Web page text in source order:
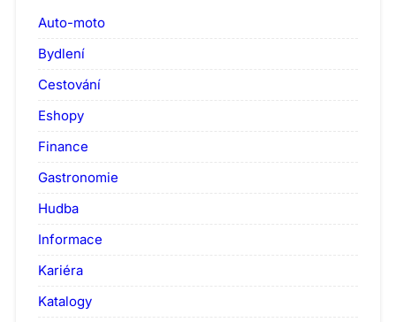
Auto-moto
Bydlení
Cestování
Eshopy
Finance
Gastronomie
Hudba
Informace
Kariéra
Katalogy